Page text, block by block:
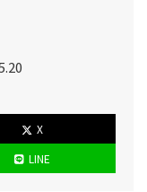
X
LINE